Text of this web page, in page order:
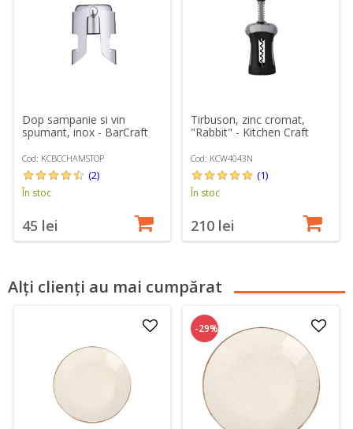
Dop sampanie si vin
spumant, inox - BarCraft
Cod: KCBCCHAMSTOP
(2)
În stoc
45 lei
Tirbuson, zinc cromat,
"Rabbit" - Kitchen Craft
Cod: KCW4043N
(1)
În stoc
210 lei
Alți clienți au mai cumpărat
-29%